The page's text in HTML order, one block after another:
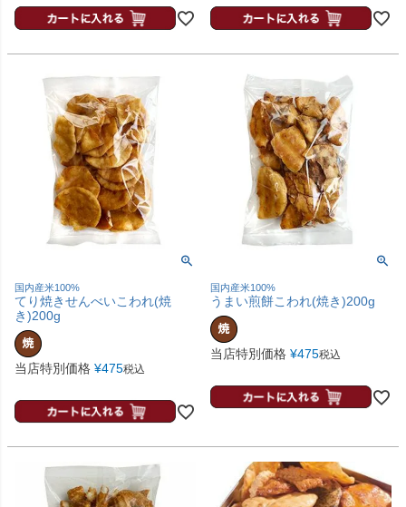
国内産米100%
てり焼きせんべいこわれ(焼
き)200g
当店特別価格 ¥475税込
国内産米100%
うまい煎餅こわれ(焼き)200g
当店特別価格 ¥475税込